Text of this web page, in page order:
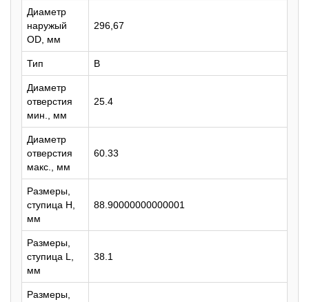
Диаметр
наружый
OD, мм
296,67
Тип B
Диаметр
отверстия
мин., мм
25.4
Диаметр
отверстия
макс., мм
60.33
Размеры,
ступица H,
мм
88.90000000000001
Размеры,
ступица L,
мм
38.1
Размеры,